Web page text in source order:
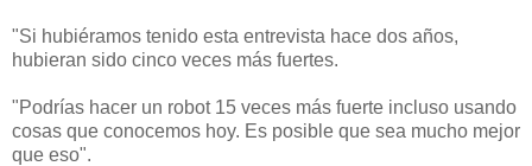
"Si hubiéramos tenido esta entrevista hace dos años,
hubieran sido cinco veces más fuertes.
"Podrías hacer un robot 15 veces más fuerte incluso usando
cosas que conocemos hoy. Es posible que sea mucho mejor
que eso".